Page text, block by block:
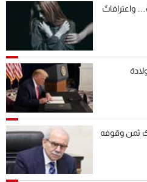
واعترافاتٌ
ثمن وقوفه